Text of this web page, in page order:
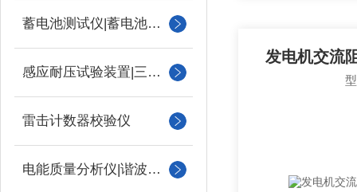
蓄电池测试仪|蓄电池充放电测试仪
感应耐压试验装置|三倍频
雷击计数器校验仪
电能质量分析仪|谐波测试
发电机交流